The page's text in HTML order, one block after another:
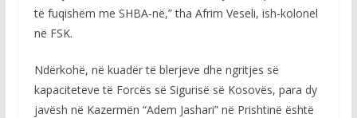
të fuqishëm me SHBA-në,” tha Afrim Veseli, ish-kolonel
në FSK.
Ndërkohë, në kuadër të blerjeve dhe ngritjes së
kapaciteteve të Forcës së Sigurisë së Kosovës, para dy
javësh në Kazermën “Adem Jashari” në Prishtinë është